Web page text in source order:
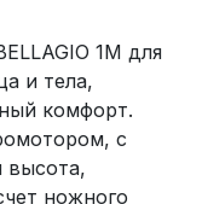
1M для
и тела,
комфорт.
с
высота,
ножного